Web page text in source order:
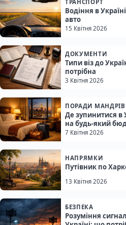
ТРАНСПОРТ
Водіння в
авто
15 Квітня 2026
ДОКУМЕНТИ
Типи віз до
потрібна
3 Квітня 2026
ПОРАДИ
Де зупинитися в
на будь-який
7 Квітня 2026
НАПРЯМКИ
Путівник по
13 Квітня 2026
БЕЗПЕКА
Розуміння